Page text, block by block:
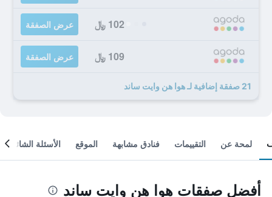
102 ﷼ عرض الصفقة
109 ﷼ عرض الصفقة
21 صفقة إضافية لـ هوا هن وايت ساند
لمحة عن التقييمات فنادق مشابهة الموقع الأسئلة الشائعة
أفضل صفقات هوا هن وايت ساند